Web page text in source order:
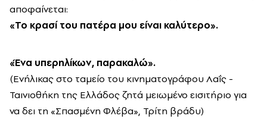
αποφαίνεται:
«Το κρασί του πατέρα μου είναι καλύτερο».
«Ένα υπερηλίκων, παρακαλώ».
(Ενήλικας στο ταμείο του κινηματογράφου Λαΐς -
Ταινιοθήκη της Ελλάδος ζητά μειωμένο εισιτήριο για
να δει τη «Σπασμένη Φλέβα», Τρίτη βράδυ)